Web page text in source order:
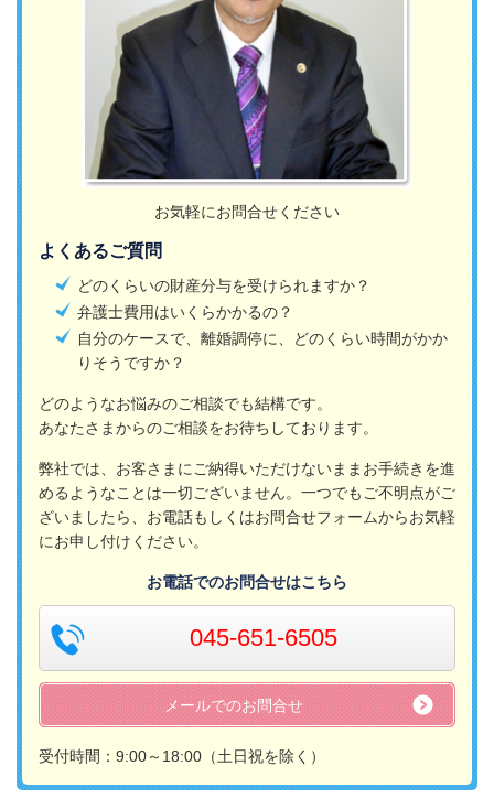
お気軽にお問合せください
よくあるご質問
どのくらいの財産分与を受けられますか？
弁護士費用はいくらかかるの？
自分のケースで、離婚調停に、どのくらい時間がかか
りそうですか？
どのようなお悩みのご相談でも結構です。
あなたさまからのご相談をお待ちしております。
弊社では、お客さまにご納得いただけないままお手続きを進
めるようなことは一切ございません。一つでもご不明点がご
ざいましたら、お電話もしくはお問合せフォームからお気軽
にお申し付けください。
お電話でのお問合せはこちら
045-651-6505
メールでのお問合せ
受付時間：9:00～18:00（土日祝を除く）